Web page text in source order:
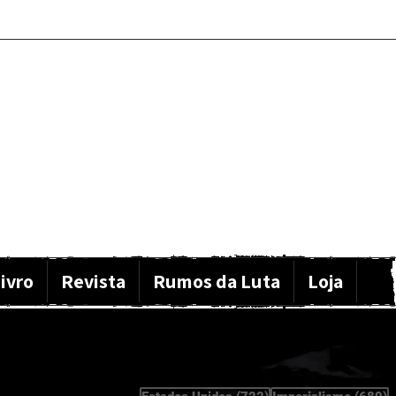
Revista Rumos da Luta Loja